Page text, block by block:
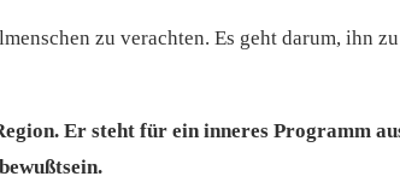
zu verachten. Es geht darum, ihn zu
Er steht für ein inneres Programm